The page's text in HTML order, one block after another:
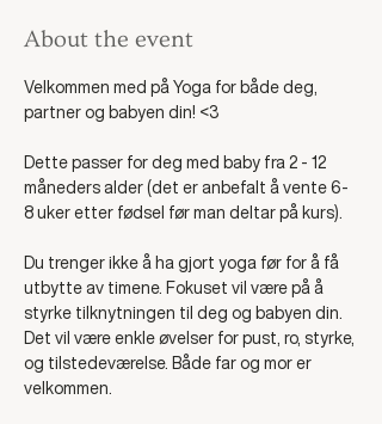
About the event
Velkommen med på Yoga for både deg,
partner og babyen din! <3
Dette passer for deg med baby fra 2 - 12
måneders alder (det er anbefalt å vente 6-
8 uker etter fødsel før man deltar på kurs).
Du trenger ikke å ha gjort yoga før for å få
utbytte av timene. Fokuset vil være på å
styrke tilknytningen til deg og babyen din.
Det vil være enkle øvelser for pust, ro, styrke,
og tilstedeværelse. Både far og mor er
velkommen.